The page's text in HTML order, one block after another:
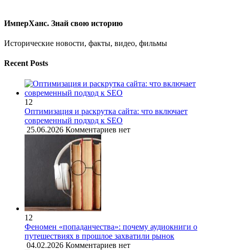
ИмперХанс. Знай свою историю
Исторические новости, факты, видео, фильмы
Recent Posts
12
Оптимизация и раскрутка сайта: что включает
современный подход к SEO
25.06.2026 Комментариев нет
12
Феномен «попаданчества»: почему аудиокниги о
путешествиях в прошлое захватили рынок
04.02.2026 Комментариев нет